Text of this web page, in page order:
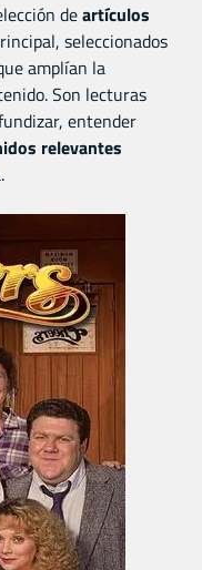
deartículos
seleccionados
amplían la
Son lecturas
entender
relevantes